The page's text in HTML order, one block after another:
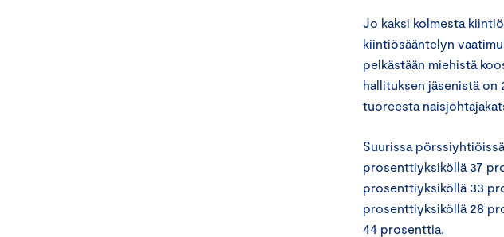
Jo kaksi kolmesta
kiintiösääntelyn
pelkästään miehistä
hallituksen jäsenistä on
tuoreesta
Suurissa
prosenttiyksiköllä 37
prosenttiyksiköllä 33
prosenttiyksiköllä 28
44 prosenttia.